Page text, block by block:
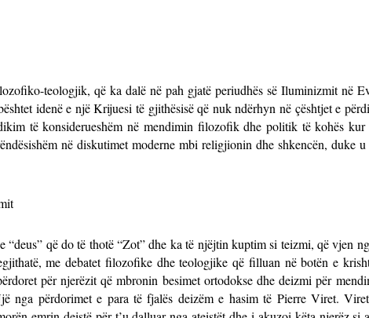
teologjik, që ka dalë në pah gjatë periudhës së Iluminizmit në
idenë e një Krijuesi të gjithësisë që nuk ndërhyn në çështjet e
të konsiderueshëm në mendimin filozofik dhe politik të kohës kur
në diskutimet moderne mbi religjionin dhe shkencën, duke
që do të thotë “Zot” dhe ka të njëjtin kuptim si teizmi, që vjen
me debatet filozofike dhe teologjike që filluan në botën e
për njerëzit që mbronin besimet ortodokse dhe deizmi për
nga përdorimet e para të fjalës deizëm e hasim të Pierre Viret.